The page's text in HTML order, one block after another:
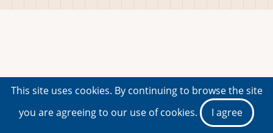
This site uses cookies. By continuing to browse the site
you are agreeing to our use of cookies.
I agree